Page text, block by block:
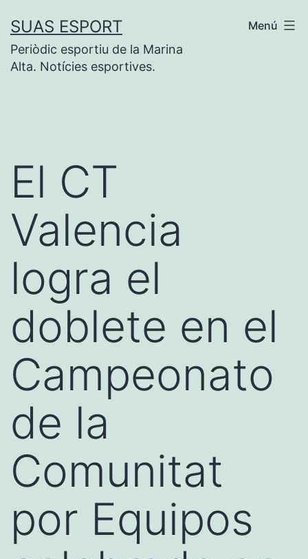
contenido
SUAS ESPORT
Periòdic esportiu de la Marina
Alta. Notícies esportives.
Menú
El CT
Valencia
logra el
doblete en el
Campeonato
de la
Comunitat
por Equipos